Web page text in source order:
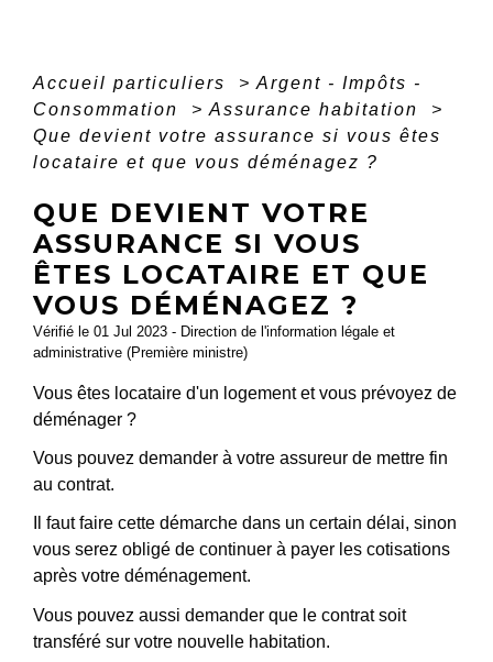
Accueil particuliers > Argent - Impôts -
Consommation
> Assurance habitation
>
Que devient votre assurance si vous êtes
locataire et que vous déménagez ?
QUE DEVIENT VOTRE
ASSURANCE SI VOUS
ÊTES LOCATAIRE ET QUE
VOUS DÉMÉNAGEZ ?
Vérifié le 01 Jul 2023 - Direction de l'information légale et
administrative (Première ministre)
Vous êtes locataire d'un logement et vous prévoyez de
déménager ?
Vous pouvez demander à votre assureur de mettre fin
au contrat.
Il faut faire cette démarche dans un certain délai, sinon
vous serez obligé de continuer à payer les cotisations
après votre déménagement.
Vous pouvez aussi demander que le contrat soit
transféré sur votre nouvelle habitation.